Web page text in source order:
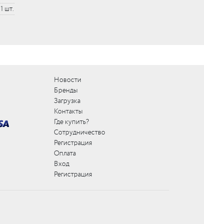
1 шт.
Новости
Бренды
Загрузка
Контакты
Где купить?
Сотрудничество
Регистрация
Оплата
Вход
Регистрация